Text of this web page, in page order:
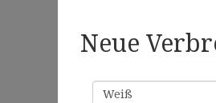
Neue
Familienname